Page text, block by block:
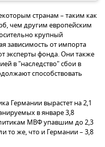
странам – таким как
чем другим европейским
крупный
зависимость от импорта
эксперты фонда. Они также
в "наследство" сбои в
способствовать
Германии вырастет на 2,1
в январе 3,8
МВФ упавшим до 2,3
то же, что и Германии – 3,8